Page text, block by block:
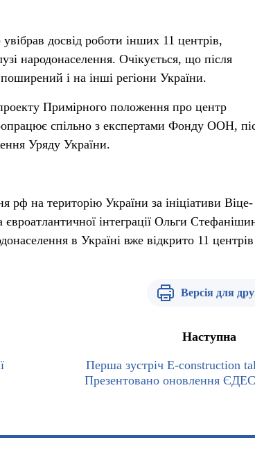
досвід роботи інших 11 центрів,
народонаселення. Очікується, що після
і на інші регіони України.
Примірного положення про центр
спільно з експертами Фонду ООН,
Уряду України.
рф на територію України за ініціативи Віце-
євроатлантичної інтеграції Ольги
в Україні вже відкрито 11 центрів
Версія для
Наступна
Перша зустріч E-construction
Презентовано оновлення